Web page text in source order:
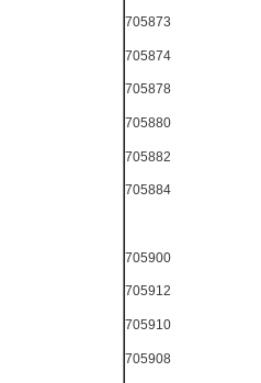
705873
705874
705878
705880
705882
705884
705900
705912
705910
705908